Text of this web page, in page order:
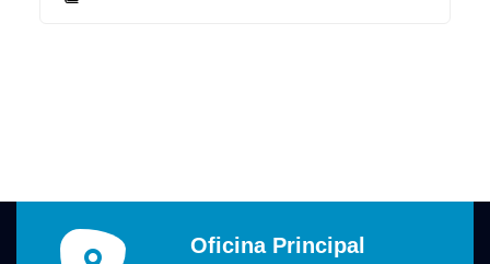
Oficina Principal